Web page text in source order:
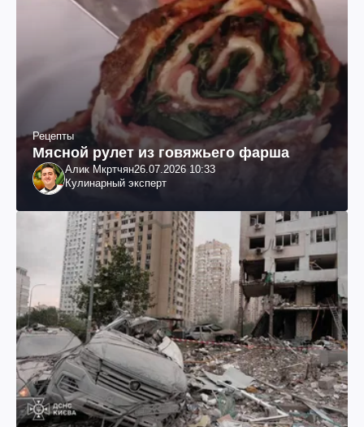
Рецепты
Мясной рулет из говяжьего фарша
Алик Мкртчян26.07.2026 10:33
Кулинарный эксперт